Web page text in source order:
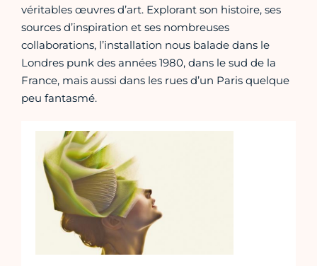
véritables œuvres d’art. Explorant son histoire, ses
sources d’inspiration et ses nombreuses
collaborations, l’installation nous balade dans le
Londres punk des années 1980, dans le sud de la
France, mais aussi dans les rues d’un Paris quelque
peu fantasmé.